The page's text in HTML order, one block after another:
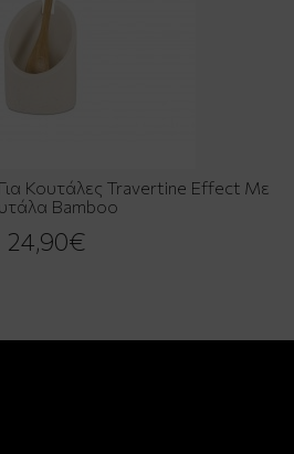
Κουτάλες Travertine Effect Με
Bamboo
24,90€